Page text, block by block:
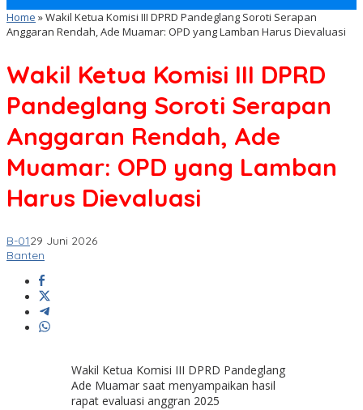
Home »Wakil Ketua Komisi III DPRD Pandeglang Soroti Serapan
Anggaran Rendah, Ade Muamar: OPD yang Lamban Harus Dievaluasi
Wakil Ketua Komisi III DPRD
Pandeglang Soroti Serapan
Anggaran Rendah, Ade
Muamar: OPD yang Lamban
Harus Dievaluasi
B-0129 Juni 2026
Banten
Wakil Ketua Komisi III DPRD Pandeglang
Ade Muamar saat menyampaikan hasil
rapat evaluasi anggran 2025